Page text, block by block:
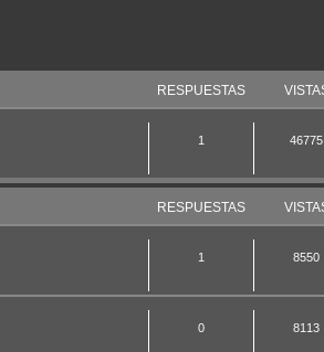
RESPUESTAS
1 46775
RESPUESTAS
1 8550
0 8113